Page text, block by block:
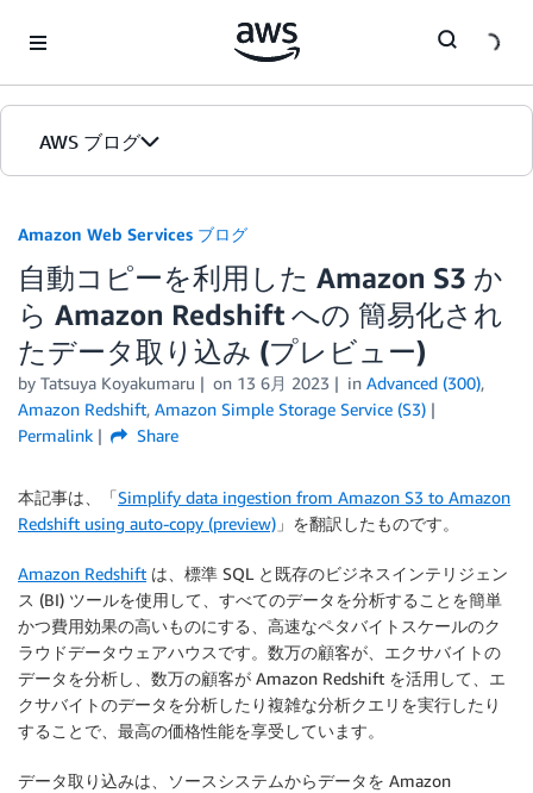
AWS ブログ
カテゴリ
エディション
Amazon Web Services ブログ
自動コピーを利用した Amazon S3 か
ら Amazon Redshift への 簡易化され
たデータ取り込み (プレビュー)
by Tatsuya Koyakumaru on 13 6月 2023 in Advanced (300),
Amazon Redshift, Amazon Simple Storage Service (S3)
Permalink
Share
本記事は、「Simplify data ingestion from Amazon S3 to Amazon
Redshift using auto-copy (preview) 」を翻訳したものです。
Amazon Redshift は、標準 SQL と既存のビジネスインテリジェン
ス (BI) ツールを使用して、すべてのデータを分析することを簡単
かつ費用効果の高いものにする、高速なペタバイトスケールのク
ラウドデータウェアハウスです。数万の顧客が、エクサバイトの
データを分析し、数万の顧客が Amazon Redshift を活用して、エ
クサバイトのデータを分析したり複雑な分析クエリを実行したり
することで、最高の価格性能を享受しています。
データ取り込みは、ソースシステムからデータを Amazon